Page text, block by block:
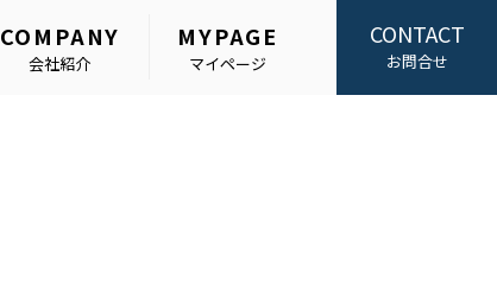
COMPANY
会社紹介
MYPAGE
マイページ
CONTACT
お問合せ